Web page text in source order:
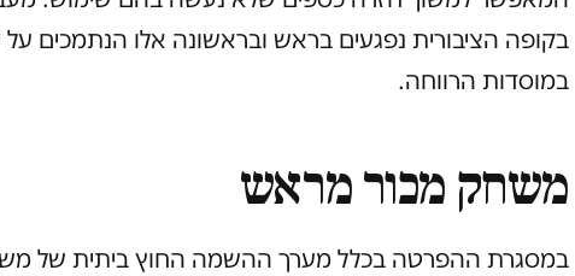
בקופה הציבורית נפגעים בראש ובראשונה אלו הנתמכים על
במוסדות הרווחה.
משחק מכור מראש
במסגרת ההפרטה בכלל מערך ההשמה החוץ ביתית של